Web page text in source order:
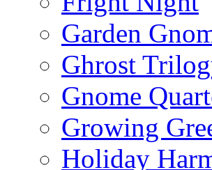
Garden
Ghrost
Gnome
Growing
Holiday